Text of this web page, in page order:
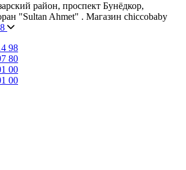
район, проспект Бунёдкор,
"Sultan Ahmet" . Магазин chiccobaby
98
80
00
00